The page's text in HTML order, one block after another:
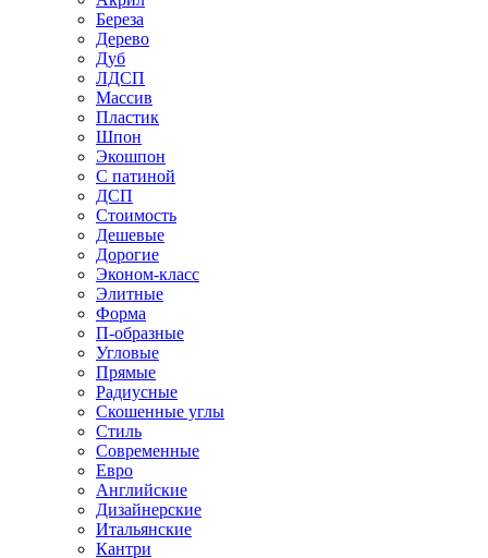
Береза
Дерево
Дуб
ЛДСП
Массив
Пластик
Шпон
Экошпон
С патиной
ДСП
Стоимость
Дешевые
Дорогие
Эконом-класс
Элитные
Форма
П-образные
Угловые
Прямые
Радиусные
Скошенные углы
Стиль
Современные
Евро
Английские
Дизайнерские
Итальянские
Кантри